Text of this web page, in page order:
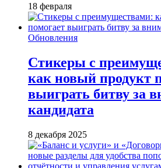
18 февраля
Обновления
Стикеры с
как новый продукт
выиграть битву за
кандидата
8 декабря 2025